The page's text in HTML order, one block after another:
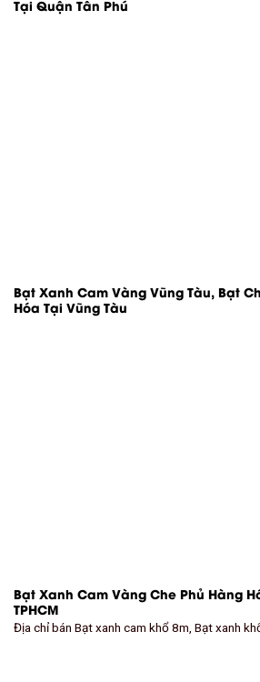
Tại Quận Tân Phú
Bạt Xanh Cam Vàng Vũng Tàu, Bạt
Hóa Tại Vũng Tàu
Bạt Xanh Cam Vàng Che Phủ Hàng
TPHCM
Địa chỉ bán Bạt xanh cam khổ 8m, Bạt xanh